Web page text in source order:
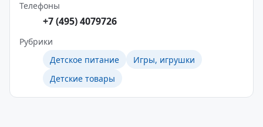
Телефоны
+7 (495) 4079726
Рубрики
Детское питание
Игры, игрушки
Детские товары